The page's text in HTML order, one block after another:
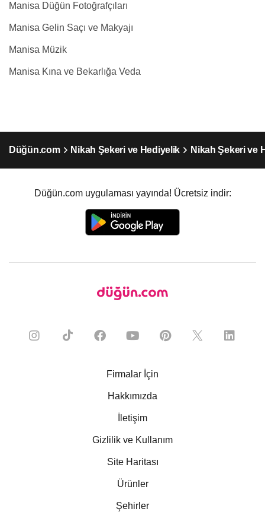
Manisa Düğün Fotoğrafçıları
Manisa Gelin Saçı ve Makyajı
Manisa Müzik
Manisa Kına ve Bekarlığa Veda
Düğün.com Nikah Şekeri ve Hediyelik Nikah Şekeri ve
Düğün.com uygulaması yayında! Ücretsiz indir:
Firmalar İçin
Hakkımızda
İletişim
Gizlilik ve Kullanım
Site Haritası
Ürünler
Şehirler